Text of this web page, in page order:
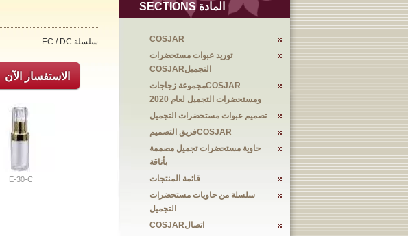
سلسلة EC / DC
الاستفسار الآن
E-30-C
المادة SECTIONS
COSJAR
توريد عبوات مستحضرات
التجميلCOSJAR
COSJARمجموعة زجاجات
ومستحضرات التجميل لعام 2020
تصميم عبوات مستحضرات التجميل
COSJARفريق التصميم
حاوية مستحضرات تجميل مصممة
بأناقة
قائمة المنتجات
سلسلة من حاويات مستحضرات
التجميل
اتصالCOSJAR